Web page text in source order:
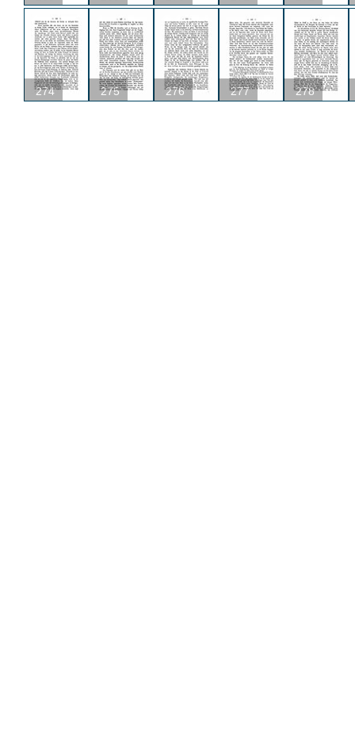
274 275 276 277 278